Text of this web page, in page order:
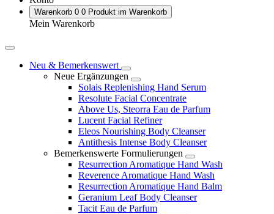
Warenkorb 0 0 Produkt im Warenkorb
Mein Warenkorb
Neu & Bemerkenswert
Neue Ergänzungen
Solais Replenishing Hand Serum
Resolute Facial Concentrate
Above Us, Steorra Eau de Parfum
Lucent Facial Refiner
Eleos Nourishing Body Cleanser
Antithesis Intense Body Cleanser
Bemerkenswerte Formulierungen
Resurrection Aromatique Hand Wash
Reverence Aromatique Hand Wash
Resurrection Aromatique Hand Balm
Geranium Leaf Body Cleanser
Tacit Eau de Parfum